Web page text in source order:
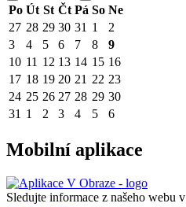
Po Út St Čt Pá So Ne
27 28 29 30 31 1
2
3
4 5 6 7 8
9
10 11 12 13 14 15 16
17 18 19 20 21 22 23
24 25 26 27 28 29 30
31 1 2 3 4 5 6
Mobilní aplikace
Sledujte informace z našeho webu v